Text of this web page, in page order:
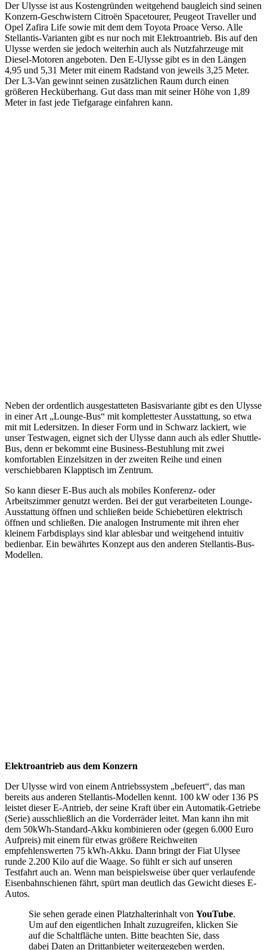
Der Ulysse ist aus Kostengründen weitgehend baugleich sind seinen
Konzern-Geschwistern Citroën Spacetourer, Peugeot Traveller und
Opel Zafira Life sowie mit dem dem Toyota Proace Verso. Alle
Stellantis-Varianten gibt es nur noch mit Elektroantrieb. Bis auf den
Ulysse werden sie jedoch weiterhin auch als Nutzfahrzeuge mit
Diesel-Motoren angeboten. Den E-Ulysse gibt es in den Längen
4,95 und 5,31 Meter mit einem Radstand von jeweils 3,25 Meter.
Der L3-Van gewinnt seinen zusätzlichen Raum durch einen
größeren Hecküberhang. Gut dass man mit seiner Höhe von 1,89
Meter in fast jede Tiefgarage einfahren kann.
Neben der ordentlich ausgestatteten Basisvariante gibt es den Ulysse
in einer Art „Lounge-Bus“ mit komplettester Ausstattung, so etwa
mit mit Ledersitzen. In dieser Form und in Schwarz lackiert, wie
unser Testwagen, eignet sich der Ulysse dann auch als edler Shuttle-
Bus, denn er bekommt eine Business-Bestuhlung mit zwei
komfortablen Einzelsitzen in der zweiten Reihe und einen
verschiebbaren Klapptisch im Zentrum.
So kann dieser E-Bus auch als mobiles Konferenz- oder
Arbeitszimmer genutzt werden. Bei der gut verarbeiteten Lounge-
Ausstattung öffnen und schließen beide Schiebetüren elektrisch
öffnen und schließen. Die analogen Instrumente mit ihren eher
kleinem Farbdisplays sind klar ablesbar und weitgehend intuitiv
bedienbar. Ein bewährtes Konzept aus den anderen Stellantis-Bus-
Modellen.
Elektroantrieb aus dem Konzern
Der Ulysse wird von einem Antriebssystem „befeuert“, das man
bereits aus anderen Stellantis-Modellen kennt. 100 kW oder 136 PS
leistet dieser E-Antrieb, der seine Kraft über ein Automatik-Getriebe
(Serie) ausschließlich an die Vorderräder leitet. Man kann ihn mit
dem 50kWh-Standard-Akku kombinieren oder (gegen 6.000 Euro
Aufpreis) mit einem für etwas größere Reichweiten
empfehlenswerten 75 kWh-Akku. Dann bringt der Fiat Ulysee
runde 2.200 Kilo auf die Waage. So fühlt er sich auf unseren
Testfahrt auch an. Wenn man beispielsweise über quer verlaufende
Eisenbahnschienen fährt, spürt man deutlich das Gewicht dieses E-
Autos.
Sie sehen gerade einen Platzhalterinhalt von YouTube.
Um auf den eigentlichen Inhalt zuzugreifen, klicken Sie
auf die Schaltfläche unten. Bitte beachten Sie, dass
dabei Daten an Drittanbieter weitergegeben werden.